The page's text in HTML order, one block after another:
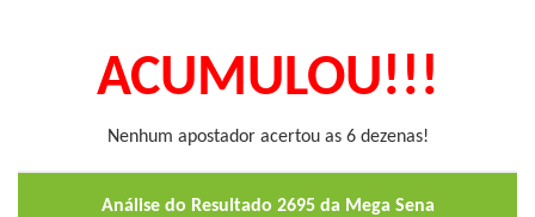
ACUMULOU!!!
Nenhum apostador acertou as 6 dezenas!
Análise do Resultado 2695 da Mega Sena